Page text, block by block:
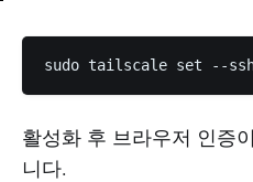
활성화 후 브라우저 인증
니다.